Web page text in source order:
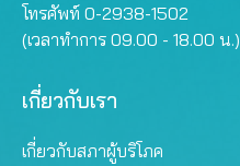
โทรศัพท์ 0-2938-1502
(เวลาทำการ 09.00 - 18.00 น.)
เกี่ยวกับเรา
เกี่ยวกับสภาผู้บริโภค